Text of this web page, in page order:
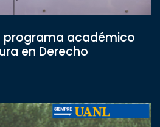
programa académico
en Derecho